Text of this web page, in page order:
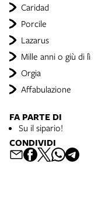
Caridad
Porcile
Lazarus
Mille anni o giù di lì
Orgia
Affabulazione
FA PARTE DI
Su il sipario!
CONDIVIDI